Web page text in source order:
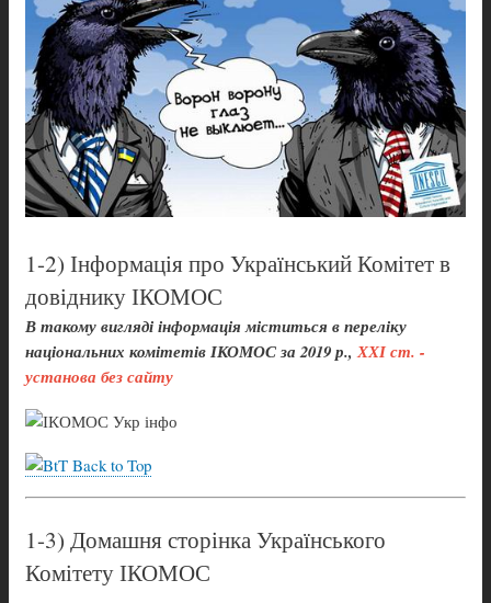
1-2) Інформація про Український Комітет в
довіднику ІКОМОС
В такому вигляді інформація міститься в переліку
національних комітетів ІКОМОС за 2019 р., ХХІ ст. -
установа без сайту
Back to Top
1-3) Домашня сторінка Українського
Комітету ІКОМОС